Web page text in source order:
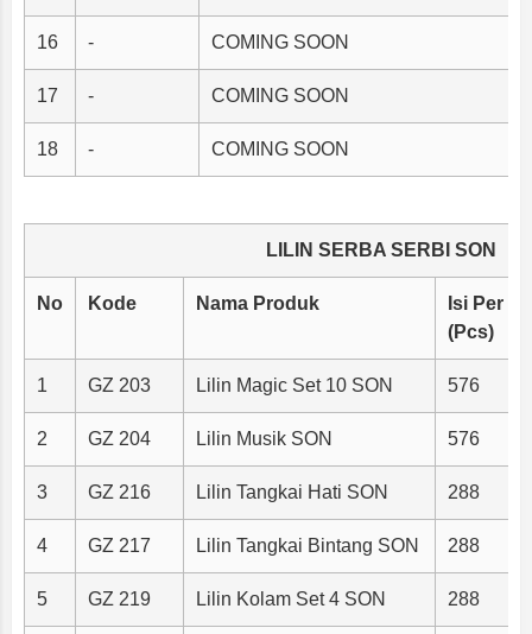
16 - COMING SOON
17 - COMING SOON
18 - COMING SOON
LILIN SERBA SERBI SON
No Kode Nama Produk
Isi Per
(Pcs)
1 GZ 203 Lilin Magic Set 10 SON 576
2 GZ 204 Lilin Musik SON 576
3 GZ 216 Lilin Tangkai Hati SON 288
4 GZ 217 Lilin Tangkai Bintang SON 288
5 GZ 219 Lilin Kolam Set 4 SON 288